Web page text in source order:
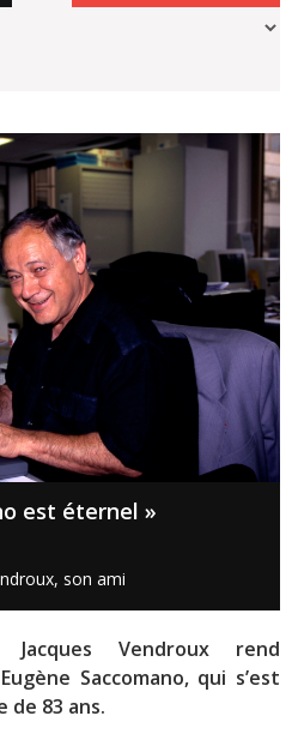
est éternel »
son ami
Jacques Vendroux rend
Saccomano, qui s’est
de 83 ans.